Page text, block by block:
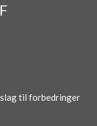
til forbedringer